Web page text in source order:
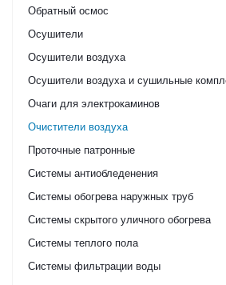
Обратный осмос
Осушители
Осушители воздуха
Осушители воздуха и сушильные
Очаги для электрокаминов
Очистители воздуха
Проточные патронные
Системы антиобледенения
Системы обогрева наружных труб
Системы скрытого уличного обогрева
Системы теплого пола
Системы фильтрации воды